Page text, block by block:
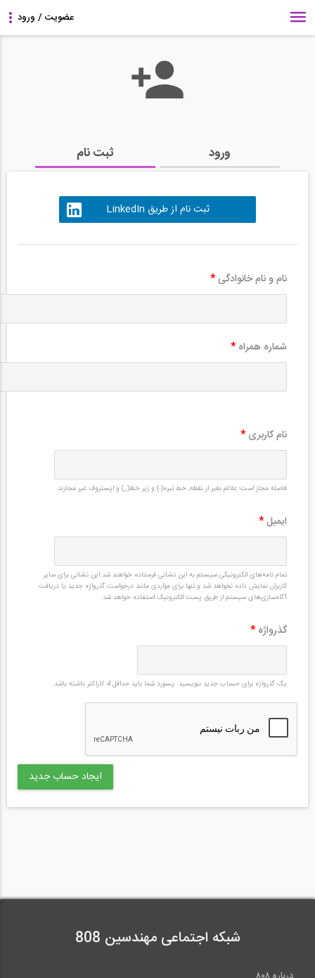
ورود ثبت نام
ثبت نام از طریق LinkedIn
نام و نام خانوادگی*
شماره همراه *
نام کاربری *
فاصله مجاز است؛ علائم بغیر از نقطه, خط تیره(-) و زیر خط(_) و اپستروف غیر مجازند.
ایمیل*
تمام نامه‌های الکترونیکی سیستم به این نشانی فرستاده خواهند شد.این نشانی برای سایر
کاربران نمایش داده نخواهد شد و تنها برای مواردی مانند درخواست گذرواژه جدید یا دریافت
آگاه‌سازی‌های سیستم از طریق پست الکترونیک استفاده خواهد شد.
گذرواژه *
یک گذرواژه برای حساب جدید بنویسید. پسورد شما باید حداقل4 کاراکتر داشته باشد.
شبکه اجتماعی مهندسین 808